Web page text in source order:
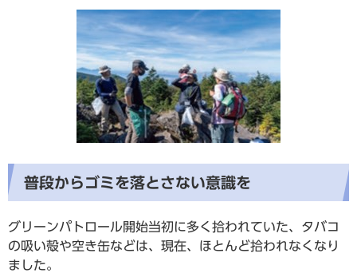
普段からゴミを落とさない意識を
グリーンパトロール開始当初に多く拾われていた、タバコ
の吸い殻や空き缶などは、現在、ほとんど拾われなくなり
ました。